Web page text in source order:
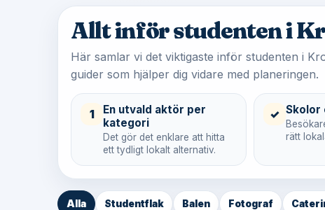
Allt inför studenten i
Här samlar vi det viktigaste inför studenten i
guider som hjälper dig vidare med planeringen.
1
En utvald aktör per
kategori
Det gör det enklare att hitta
ett tydligt lokalt alternativ.
✓ Skolor
rätt
Alla Studentflak Balen Fotograf